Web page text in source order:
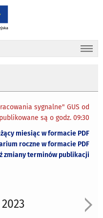
sygnalne" GUS od
są o godz. 09:30
miesiąc w formacie PDF
roczne w formacie PDF
zmiany terminów publikacji